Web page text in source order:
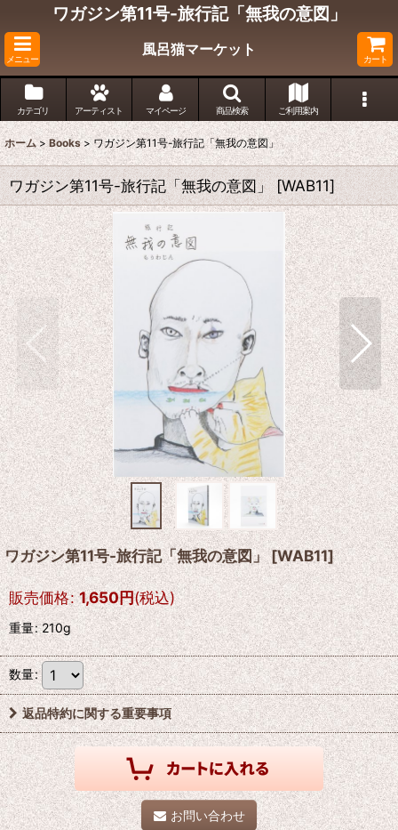
ワガジン第11号-旅行記「無我の意図」
メニュー
風呂猫マーケット
カート
カテゴリ アーティスト マイページ 商品検索 ご利用案内
ホーム > Books > ワガジン第11号-旅行記「無我の意図」
ワガジン第11号-旅行記「無我の意図」 [WAB11]
ワガジン第11号-旅行記「無我の意図」 [WAB11]
販売価格: 1,650円(税込)
重量:210g
数量:
返品特約に関する重要事項
お問い合わせ